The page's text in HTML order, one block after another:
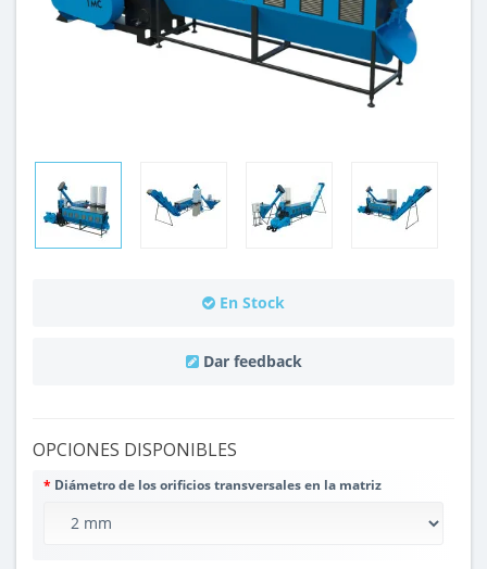
En Stock
Dar feedback
OPCIONES DISPONIBLES
Diámetro de los orificios transversales en la matriz